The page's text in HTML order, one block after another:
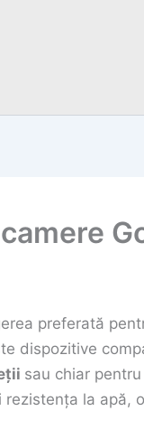
preferată
dispozitive
sau chiar pentru
la apă,